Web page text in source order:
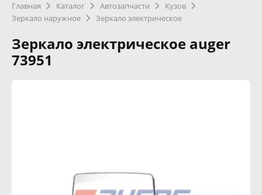
Главная Каталог Автозапчасти
Кузов
Зеркало наружное
Зеркало электрическое
Зеркало электрическое auger
73951